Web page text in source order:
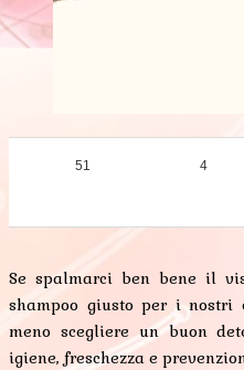
51 4
Se spalmarci ben bene il
shampoo giusto per i
meno scegliere un buon
igiene, freschezza e